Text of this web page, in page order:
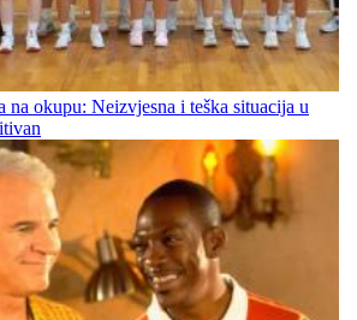
na okupu: Neizvjesna i teška situacija u